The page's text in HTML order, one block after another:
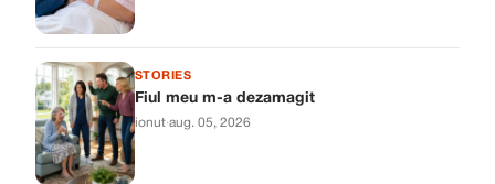
STORIES
Fiul meu m-a dezamagit
ionut·aug. 05, 2026